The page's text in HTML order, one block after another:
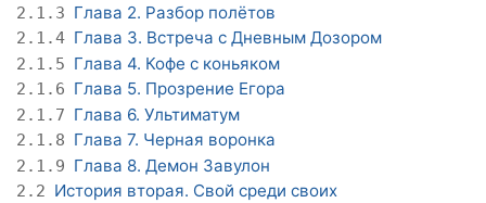
2.1.3 Глава 2. Разбор полётов
2.1.4 Глава 3. Встреча с Дневным Дозором
2.1.5 Глава 4. Кофе с коньяком
2.1.6 Глава 5. Прозрение Егора
2.1.7 Глава 6. Ультиматум
2.1.8 Глава 7. Черная воронка
2.1.9 Глава 8. Демон Завулон
2.2 История вторая. Свой среди своих